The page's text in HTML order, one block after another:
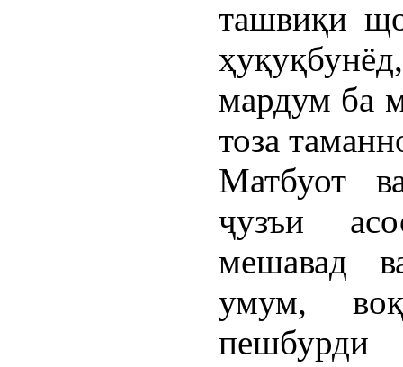
ташвиқи
мардум ба
тоза
Матбуот
ҷузъи
мешавад
умум,